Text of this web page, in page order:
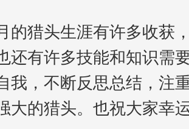
的猎头生涯有许多收获
还有许多技能和知识需
我，不断反思总结，注
大的猎头。也祝大家幸